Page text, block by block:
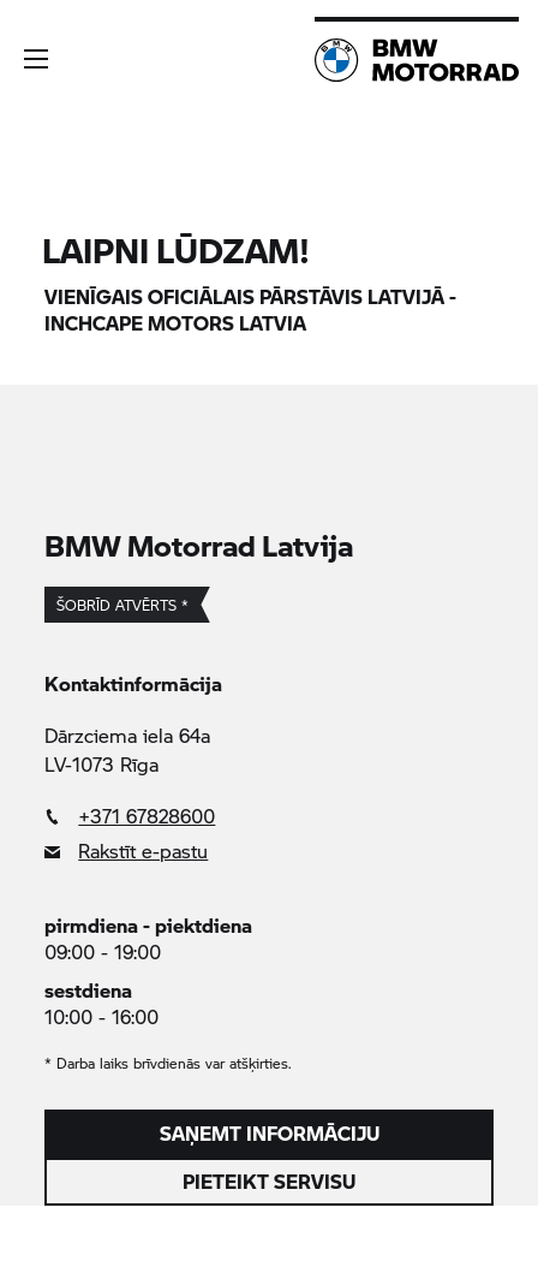
LAIPNI LŪDZAM!
VIENĪGAIS OFICIĀLAIS PĀRSTĀVIS LATVIJĀ -
INCHCAPE MOTORS LATVIA
BMW Motorrad Latvija
ŠOBRĪD ATVĒRTS *
Kontaktinformācija
Dārzciema iela 64a
LV-1073 Rīga
+371 67828600
Rakstīt e-pastu
pirmdiena - piektdiena
09:00 - 19:00
sestdiena
10:00 - 16:00
* Darba laiks brīvdienās var atšķirties.
SAŅEMT INFORMĀCIJU
PIETEIKT SERVISU